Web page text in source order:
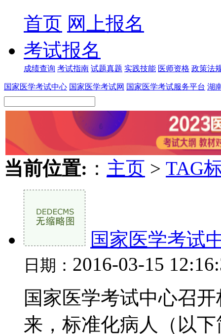
首页 网上报名
考试报名
成绩查询 考试指南 试题真题 实践技能 医师资格 政策法
国家医学考试中心 国家医学考试网 国家医学考试服务平台 湖
当前位置: ： 主页 > TAG
国家医学考试
日期： 2016-03-15
国家医学考试中心召
来，标准化病人（以